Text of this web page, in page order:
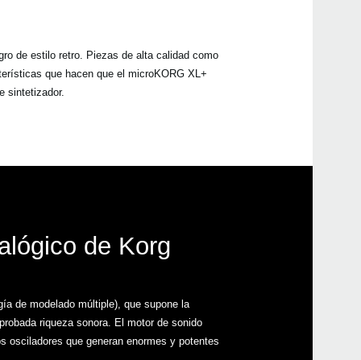
de estilo retro. Piezas de alta calidad como
que hacen que el microKORG XL+
sintetizador.
de Korg
de modelado múltiple), que supone la
riqueza sonora. El motor de sonido
osciladores que generan enormes y potentes